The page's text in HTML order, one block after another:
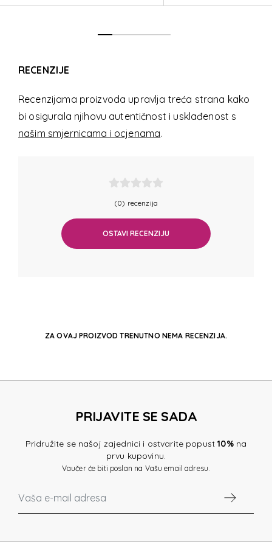
RECENZIJE
Recenzijama proizvoda upravlja treća strana kako
bi osigurala njihovu autentičnost i usklađenost s
našim smjernicama i ocjenama.
(0) recenzija
OSTAVI RECENZIJU
ZA OVAJ PROIZVOD TRENUTNO NEMA RECENZIJA.
PRIJAVITE SE SADA
Pridružite se našoj zajednici i ostvarite popust10%na
prvu kupovinu.
Vaučer će biti poslan na Vašu email adresu.